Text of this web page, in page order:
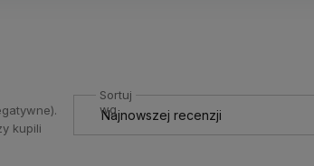
kupili
Sortuj
wg